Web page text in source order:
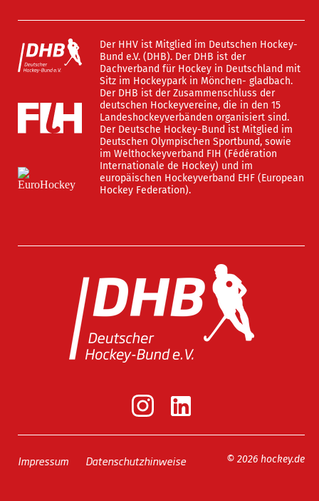
Der HHV ist Mitglied im Deutschen Hockey-
Bund e.V. (DHB). Der DHB ist der
Dachverband für Hockey in Deutschland mit
Sitz im Hockeypark in Mönchen- gladbach.
Der DHB ist der Zusammenschluss der
deutschen Hockeyvereine, die in den 15
Landeshockeyverbänden organisiert sind.
Der Deutsche Hockey-Bund ist Mitglied im
Deutschen Olympischen Sportbund, sowie
im Welthockeyverband FIH (Fédération
Internationale de Hockey) und im
europäischen Hockeyverband EHF (European
Hockey Federation).
Impressum Datenschutzhinweise © 2026 hockey.de